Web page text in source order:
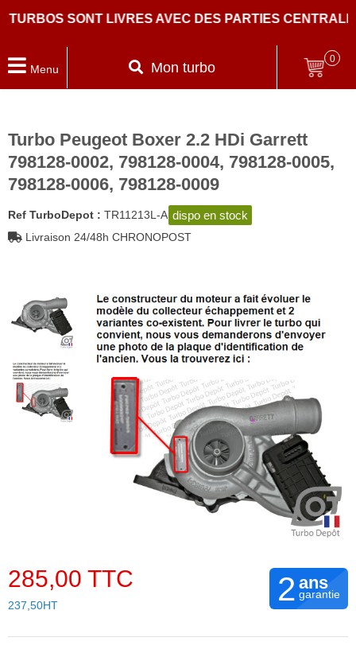
SONT LIVRES AVEC DES PARTIES CENTRALES
Menu Mon turbo
0
Turbo Peugeot Boxer 2.2 HDi Garrett
798128-0002, 798128-0004, 798128-0005,
798128-0006, 798128-0009
Ref TurboDepot : TR11213L-A dispo en stock
Livraison 24/48h CHRONOPOST
285,00 TTC
237,50HT 2 ans
garantie